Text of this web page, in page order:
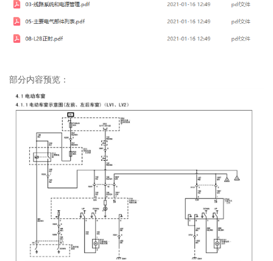
部分内容预览：